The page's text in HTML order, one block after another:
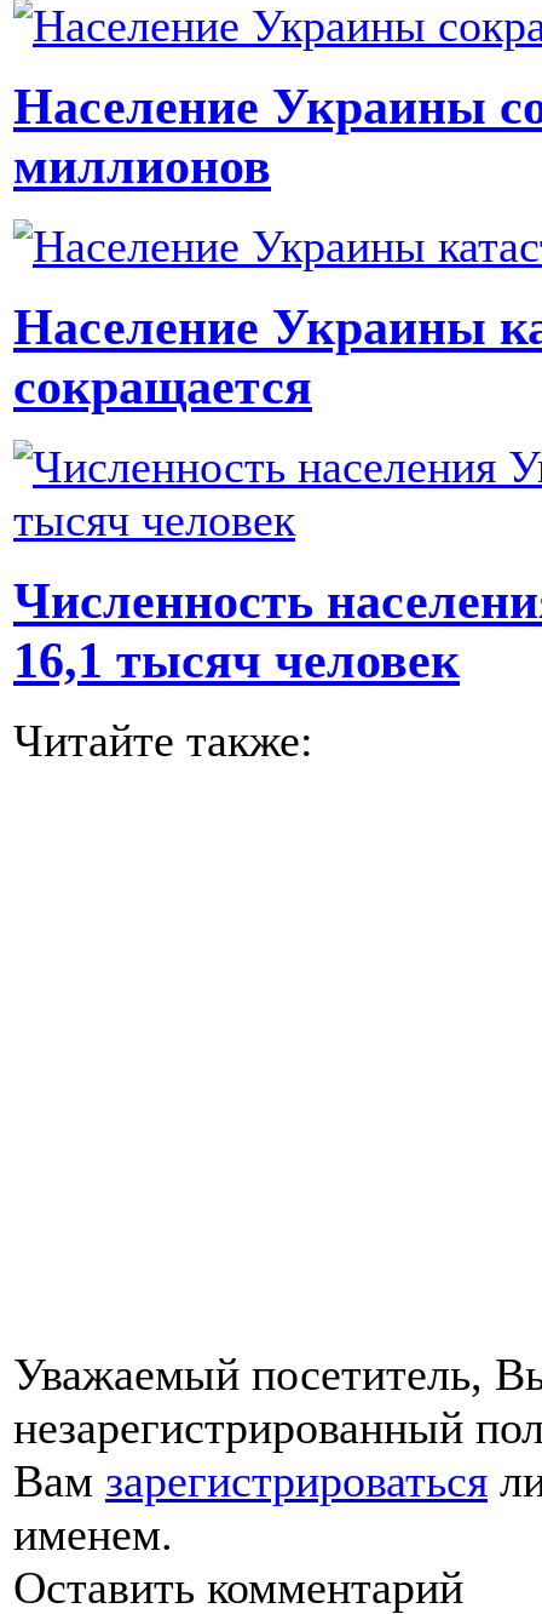
Население Украины
миллионов
Население Украины
сокращается
Численность
16,1 тысяч человек
Читайте также:
Уважаемый посетитель,
незарегистрированный
Вам зарегистрироваться
именем.
Оставить комментарий